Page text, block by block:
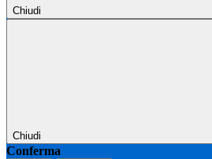
Chiudi
Chiudi
Conferma